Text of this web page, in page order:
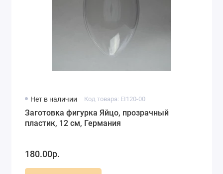
Нет в наличии Код товара: EI120-00
Заготовка фигурка Яйцо, прозрачный
пластик, 12 см, Германия
180.00р.